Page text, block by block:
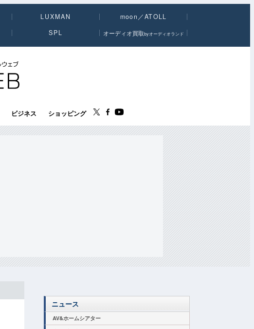
LUXMAN
moon／ATOLL
SPL オーディオ買取byオーディオランド
ビジネス ショッピング
ニュース
AV&ホームシアター